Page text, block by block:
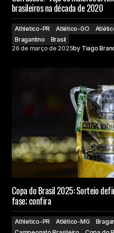
brasileiros na década de 2020
Athletico-PR Atlético-GO
Bragantino
Brasil
26 de março de 2025by Tiago
Copa do Brasil 2025: Sorteio
fase; confira
Athletico-PR Atlético-MG